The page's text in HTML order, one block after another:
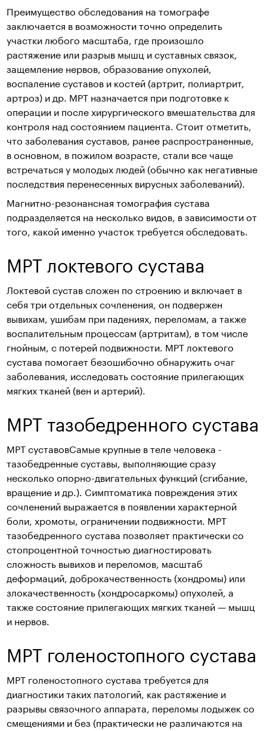
Преимущество обследования на томографе
заключается в возможности точно определить
участки любого масштаба, где произошло
растяжение или разрыв мышц и суставных связок,
защемление нервов, образование опухолей,
воспаление суставов и костей (артрит, полиартрит,
артроз) и др. МРТ назначается при подготовке к
операции и после хирургического вмешательства для
контроля над состоянием пациента. Стоит отметить,
что заболевания суставов, ранее распространенные,
в основном, в пожилом возрасте, стали все чаще
встречаться у молодых людей (обычно как негативные
последствия перенесенных вирусных заболеваний).
Магнитно-резонансная томография сустава
подразделяется на несколько видов, в зависимости от
того, какой именно участок требуется обследовать.
МРТ локтевого сустава
Локтевой сустав сложен по строению и включает в
себя три отдельных сочленения, он подвержен
вывихам, ушибам при падениях, переломам, а также
воспалительным процессам (артритам), в том числе
гнойным, с потерей подвижности. МРТ локтевого
сустава помогает безошибочно обнаружить очаг
заболевания, исследовать состояние прилегающих
мягких тканей (вен и артерий).
МРТ тазобедренного сустава
МРТ суставовСамые крупные в теле человека -
тазобедренные суставы, выполняющие сразу
несколько опорно-двигательных функций (сгибание,
вращение и др.). Симптоматика повреждения этих
сочленений выражается в появлении характерной
боли, хромоты, ограничении подвижности. МРТ
тазобедренного сустава позволяет практически со
стопроцентной точностью диагностировать
сложность вывихов и переломов, масштаб
деформаций, доброкачественность (хондромы) или
злокачественность (хондросаркомы) опухолей, а
также состояние прилегающих мягких тканей — мышц
и нервов.
МРТ голеностопного сустава
МРТ голеностопного сустава требуется для
диагностики таких патологий, как растяжение и
разрывы связочного аппарата, переломы лодыжек со
смещениями и без (практически не различаются на